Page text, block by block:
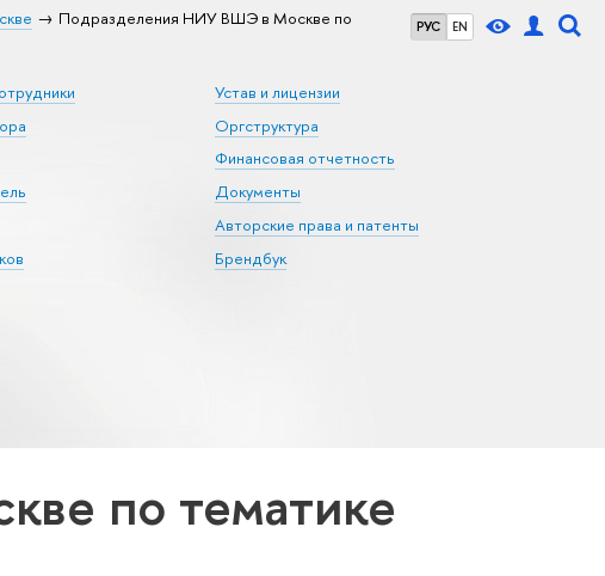
РУС EN
Подразделения НИУ ВШЭ в Москве по
Устав и лицензии
Оргструктура
Финансовая отчетность
Документы
Авторские права и патенты
Брендбук
по тематике